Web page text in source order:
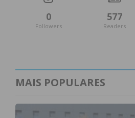
0
Followers
577
Readers
MAIS POPULARES